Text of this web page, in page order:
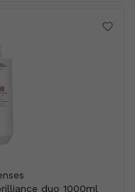
duo 1000ml